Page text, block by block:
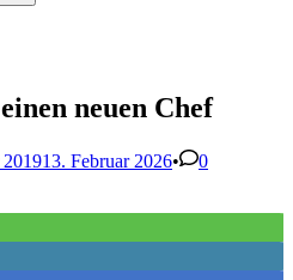
neuen Chef
201913. Februar 2026• 0